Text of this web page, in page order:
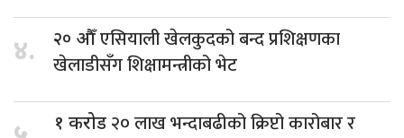
४. २० औँएसियाली खेलकुदको बन्द प्रशिक्षणका
खेलाडीसँग शिक्षामन्त्रीको भेट
१ करोड २० लाख भन्दाबढीको क्रिप्टो कारोबार र